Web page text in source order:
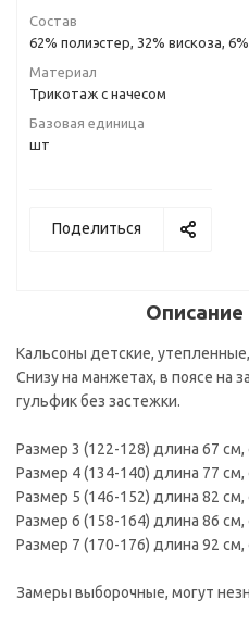
Состав
62% полиэстер, 32% вискоза,
Материал
Трикотаж с начесом
Базовая единица
шт
Поделиться
Кальсоны детские,
Снизу на манжетах, в поясе на
гульфик без застежки.
Размер 3 (122-128) длина 67
Размер 4 (134-140) длина 77
Размер 5 (146-152) длина 82
Размер 6 (158-164) длина 86
Размер 7 (170-176) длина 92
Замеры выборочные, могут